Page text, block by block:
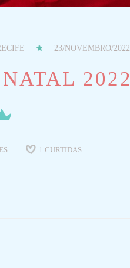
23/NOVEMBRO/2022
2022
1 CURTIDAS